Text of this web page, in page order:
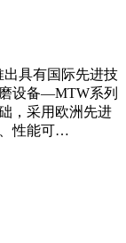
具有国际先进技
设备—MTW系列
，采用欧洲先进
性能可…